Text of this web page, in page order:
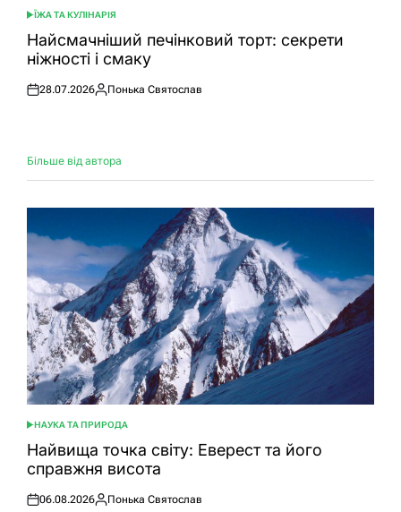
ОПУБЛІКУВАТИ
У
ЇЖА ТА КУЛІНАРІЯ
Найсмачніший печінковий торт: секрети
ніжності і смаку
Оприлюднено
28.07.2026
Опубліковано
Понька Святослав
Більше від автора
ОПУБЛІКУВАТИ
У
НАУКА ТА ПРИРОДА
Найвища точка світу: Еверест та його
справжня висота
Оприлюднено
06.08.2026
Опубліковано
Понька Святослав